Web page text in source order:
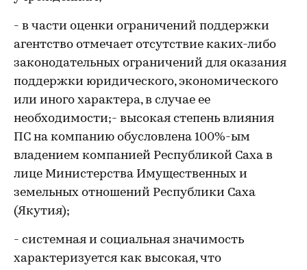
- в части оценки ограничений поддержки
агентство отмечает отсутствие каких-либо
законодательных ограничений для оказания
поддержки юридического, экономического
или иного характера, в случае ее
необходимости;- высокая степень влияния
ПС на компанию обусловлена 100%-ым
владением компанией Республикой Саха в
лице Министерства Имущественных и
земельных отношений Республики Саха
(Якутия);
- системная и социальная значимость
характеризуется как высокая, что